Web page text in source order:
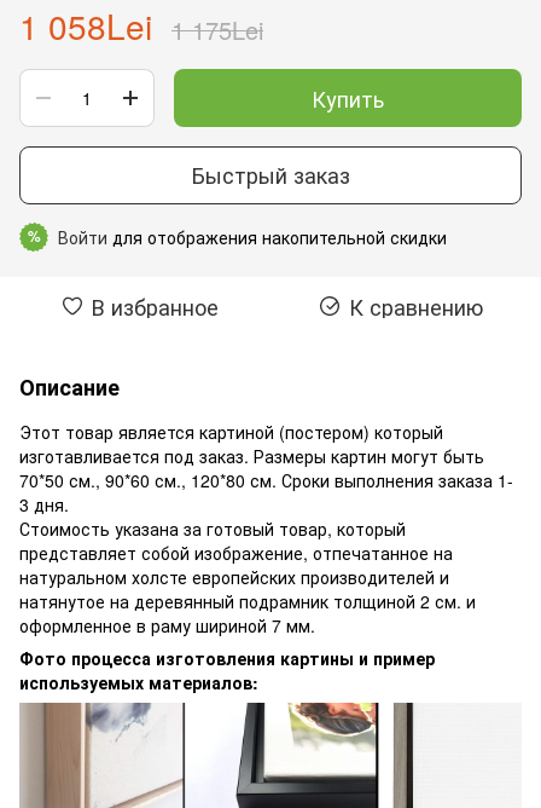
1 058Lei 1 175Lei
Купить
Быстрый заказ
% Войти для отображения накопительной скидки
В избранное К сравнению
Описание
Этот товар является картиной (постером) который
изготавливается под заказ. Размеры картин могут быть
70*50 см., 90*60 см., 120*80 см. Сроки выполнения заказа 1-
3 дня.
Стоимость указана за готовый товар, который
представляет собой изображение, отпечатанное на
натуральном холсте европейских производителей и
натянутое на деревянный подрамник толщиной 2 см. и
оформленное в раму шириной 7 мм.
Фото процесса изготовления картины и пример
используемых материалов: